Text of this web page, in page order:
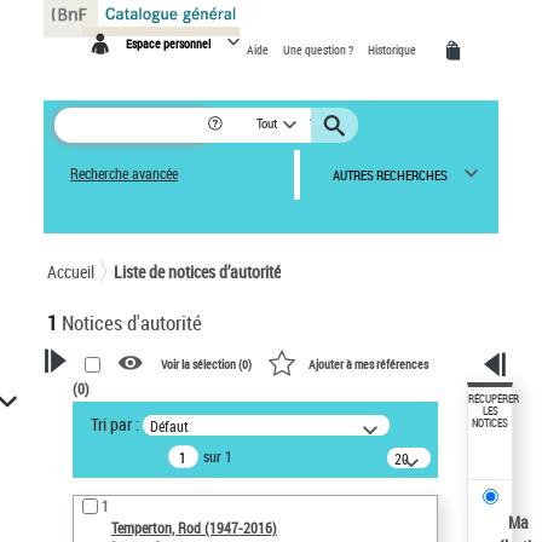
Espace personnel Aide Une question ? Historique
Tout
Recherche avancée AUTRES RECHERCHES
Accueil Liste de notices d’autorité
1 Notices d'autorité
VOTRE RECHERCHE
Recherche avancée dans les
notices d’autorité
Œuvres liées à l'auteur :
Temperton, Rod (1947-2016)
Voir la sélection (0) Ajouter à mes références
(0)
Tri par : Défaut
sur 1
20
résultats/page
1
Temperton, Rod (1947-2016)
RÉCUPÉRER
LES
NOTICES
Ma
Panneau de gestion des cookies